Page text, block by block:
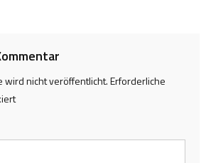
wird nicht veröffentlicht.Erforderliche